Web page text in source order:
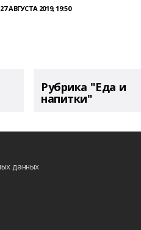
27 АВГУСТА 2019, 19:50
Рубрика "Еда и
напитки"
данных